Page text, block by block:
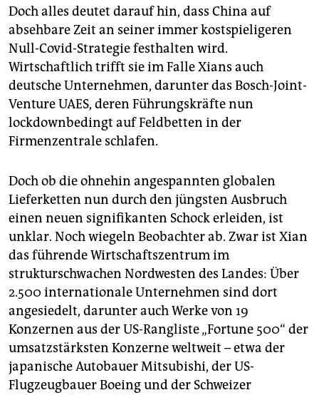
Doch alles deutet darauf hin, dass China auf
absehbare Zeit an seiner immer kostspieligeren
Null-Covid-Strategie festhalten wird.
Wirtschaftlich trifft sie im Falle Xians auch
deutsche Unternehmen, darunter das Bosch-Joint-
Venture UAES, deren Führungskräfte nun
lockdownbedingt auf Feldbetten in der
Firmenzentrale schlafen.
Doch ob die ohnehin angespannten globalen
Lieferketten nun durch den jüngsten Ausbruch
einen neuen signifikanten Schock erleiden, ist
unklar. Noch wiegeln Beobachter ab. Zwar ist Xian
das führende Wirtschaftszentrum im
strukturschwachen Nordwesten des Landes: Über
2.500 internationale Unternehmen sind dort
angesiedelt, darunter auch Werke von 19
Konzernen aus der US-Rangliste „Fortune 500“ der
umsatzstärksten Konzerne weltweit – etwa der
japanische Autobauer Mitsubishi, der US-
Flugzeugbauer Boeing und der Schweizer